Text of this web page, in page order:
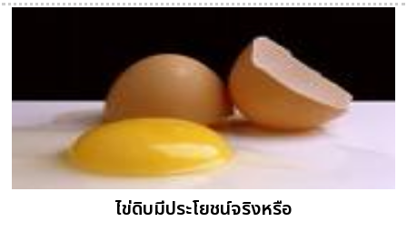
ไข่ดิบมีประโยชน์จริงหรือ